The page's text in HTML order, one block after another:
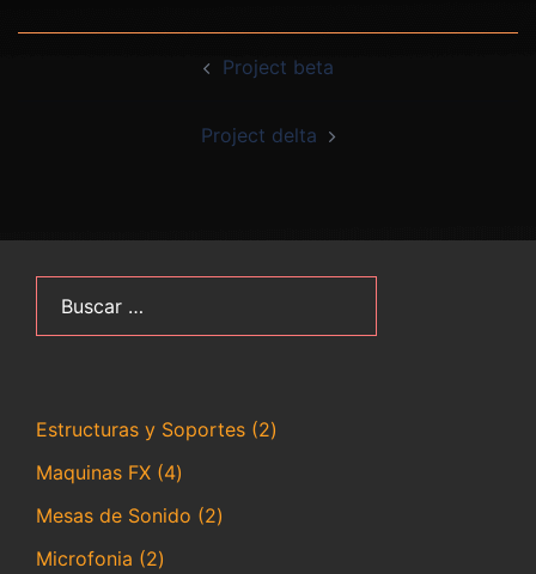
Project beta
Project delta
Estructuras y Soportes 22
Maquinas FX 44
productos
Mesas de Sonido 22
Microfonia 22